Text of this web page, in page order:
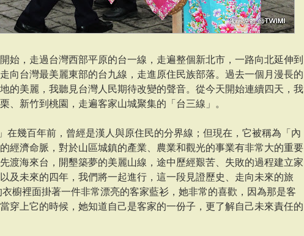
始，走過台灣西部平原的台一線，走遍整個新北市，一路向北延伸到
向台灣最美麗東部的台九線，走進原住民族部落。過去一個月漫長的
的美麗，我聽見台灣人民期待改變的聲音。從今天開始連續四天，我
、新竹到桃園，走遍客家山城聚集的「台三線」。
幾百年前，曾經是漢人與原住民的分界線；但現在，它被稱為「內
經濟命脈，對於山區城鎮的產業、農業和觀光的事業有非常大的重要
渡海來台，開墾築夢的美麗山線，途中歷經艱苦、失敗的過程建立家
及未來的四年，我們將一起進行，這一段見證歷史、走向未來的旅
櫥裡面掛著一件非常漂亮的客家藍衫，她非常的喜歡，因為那是客
穿上它的時候，她知道自己是客家的一份子，更了解自己未來責任的